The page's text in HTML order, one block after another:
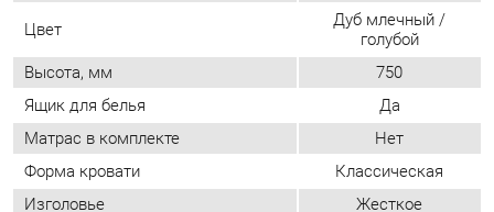
Нет
Форма кровати
Классическая
Изголовье
Жесткое
Спальное место, см
160x80
Выдвижной механизм
Нет
Подъемный механизм
Нет
Трансформер
Нет